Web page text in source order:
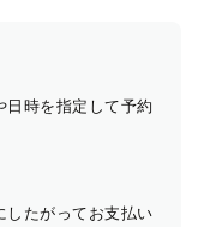
日時を指定して予約
したがってお支払い